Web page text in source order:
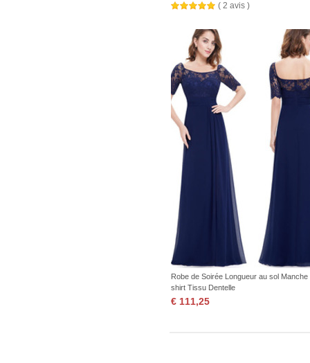
( 2 avis )
Robe de Soirée Longueur au sol Manche
shirt Tissu Dentelle
€ 111,25